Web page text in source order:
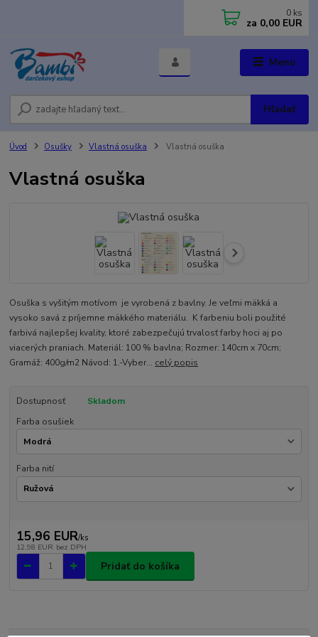
Menu
Hľadať
0 ks
za 0,00 EUR
Úvod Osušky Vlastná osuška Vlastná osuška
Vlastná osuška
Osuška s vyšitým motívom je vyrobená z bavlny. Je veľmi mäkká a
vysoko savá z príjemne mäkkého materiálu. K farbeniu boli použité
farbivá najlepšej kvality, ktoré zabezpečujú trvalosť farby hoci aj po
viacerých praniach. Materiál: 100 % bavlna; Rozmer: 140cm x 70cm;
Gramáž: 400g/m2 Návod: 1.-Vyber... celý popis
Dostupnosť
Skladom
Farba osušiek
Farba nití
15,96 EUR/ks
12,98 EUR bez DPH
Pridať do košíka